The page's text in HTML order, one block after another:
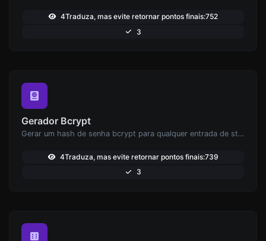
4Traduza, mas evite retornar pontos finais:752
3
Gerador Bcrypt
Gerar um hash de senha bcrypt para qualquer entrada de string.
4Traduza, mas evite retornar pontos finais:739
3